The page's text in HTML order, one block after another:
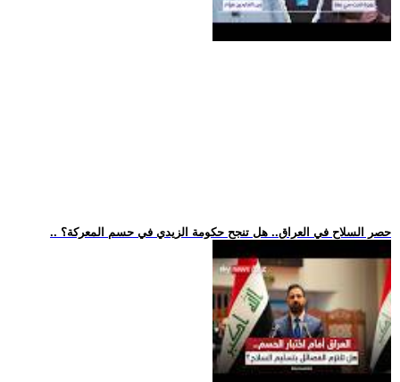
.. حصر السلاح في العراق.. هل تنجح حكومة الزيدي في حسم المعركة؟